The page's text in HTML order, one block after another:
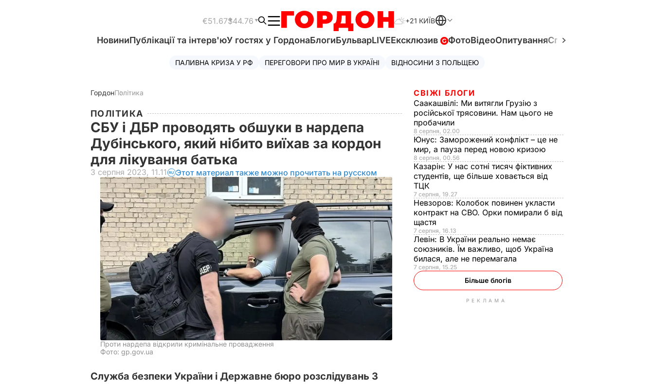
€51.67$44.76 +21 КИЇВ
НовиниПублікації та інтерв'юУ гостях у ГордонаБлогиБульварLIVEЕксклюзив ФотоВідеоОпитуванняСпецпроєкти
ПАЛИВНА КРИЗА У РФ ПЕРЕГОВОРИ ПРО МИР В УКРАЇНІ ВІДНОСИНИ З ПОЛЬЩЕЮ
ГордонПолітика
ПОЛІТИКА
СБУ і ДБР проводять обшуки в нардепа
Дубінського, який нібито виїхав за кордон
для лікування батька
3 серпня 2023, 11.11 Этот материал также можно прочитать на русском
Проти нардепа відкрили кримінальне провадження
Фото: gp.gov.ua
Служба безпеки України і Державне бюро розслідувань 3
СВІЖІ БЛОГИ
Саакашвілі: Ми витягли Грузію з
російської трясовини. Нам цього не
пробачили
8 серпня, 02.00
Юнус: Заморожений конфлікт – це не
мир, а пауза перед новою кризою
8 серпня, 00.56
Казарін: У нас сотні тисяч фіктивних
студентів, ще більше ховається від
ТЦК
7 серпня, 19.27
Невзоров: Колобок повинен укласти
контракт на СВО. Орки помирали б від
щастя
7 серпня, 16.13
Левін: В України реально немає
союзників. Їм важливо, щоб Україна
билася, але не перемагала
7 серпня, 15.25
Більше блогів
РЕКЛАМА